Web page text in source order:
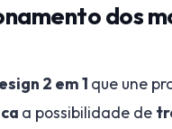
dos
2 em 1 que une
a possibilidade de